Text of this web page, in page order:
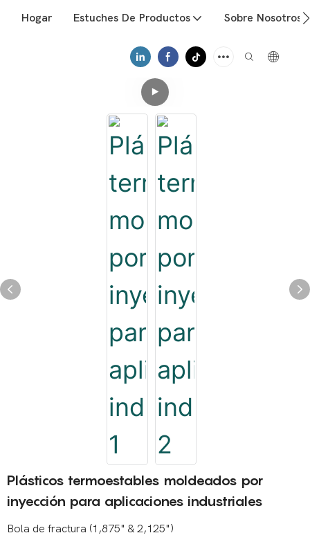
Hogar Estuches De Productos Sobre Nosotros
Plásticos termoestables moldeados por
inyección para aplicaciones industriales
Bola de fractura (1,875" & 2,125")